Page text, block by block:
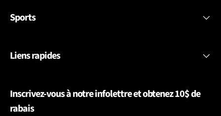
Sports
Liens rapides
Inscrivez-vous à notre infolettre et obtenez 10$ de
rabais